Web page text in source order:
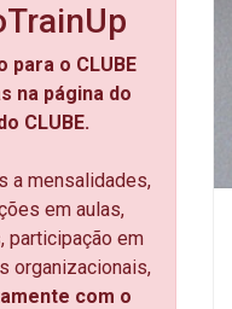
o CLUBE
na página do
CLUBE.
a mensalidades,
em aulas,
participação em
organizacionais,
com o